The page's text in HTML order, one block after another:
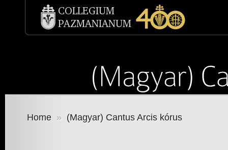
Home » (Magyar) Cantus Arcis kórus